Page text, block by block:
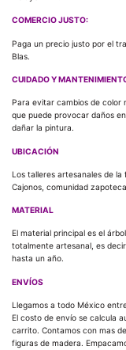
COMERCIO JUSTO:
Paga un precio justo por el
Blas.
CUIDADO Y
Para evitar cambios de color
que puede provocar daños
dañar la pintura.
UBICACIÓN
Los talleres artesanales de la
Cajonos, comunidad
MATERIAL
El material principal es el
totalmente artesanal, es
hasta un año.
ENVÍOS
Llegamos a todo México
El costo de envío se calcula
carrito. Contamos con mas
figuras de madera.